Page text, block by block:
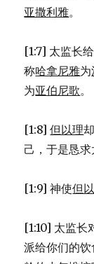
亚撒利雅。
[1:7] 太监长
称哈拿尼雅为
为亚伯尼歌。
[1:8]但以理
己，于是恳求
[1:9] 神使但
[1:10] 太监长
派给你们的